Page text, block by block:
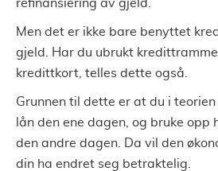
refinansiering av gjeld.
Men det er ikke bare benyttet
gjeld. Har du ubrukt
kredittkort, telles dette også.
Grunnen til dette er at du i
lån den ene dagen, og bruke opp
den andre dagen. Da vil den
din ha endret seg betraktelig.